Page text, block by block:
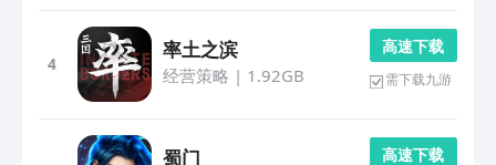
4
率土之滨
经营策略 | 1.92GB
高 速 下 载
需下载九游
蜀门 高 速 下 载